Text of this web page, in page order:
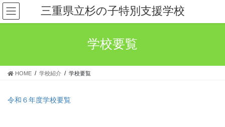
コ
ン
テ
ス
ナ
ビ
ゲ
ン
三重県立杉の子特別支援学校
学校要覧
HOME 学校紹介 学校要覧
令和６年度学校要覧